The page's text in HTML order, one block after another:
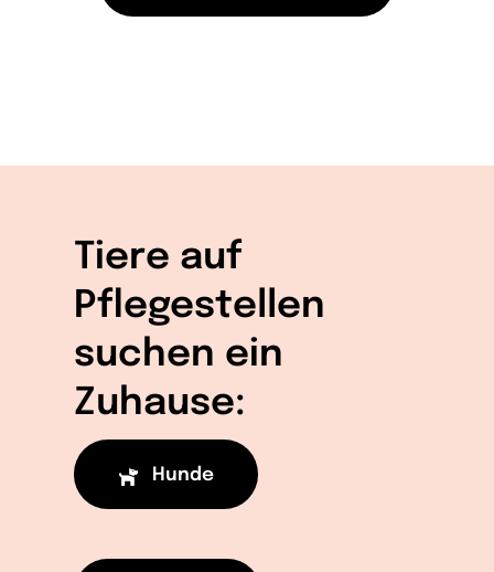
Tiere auf
Pflegestellen
suchen ein
Zuhause:
Hunde